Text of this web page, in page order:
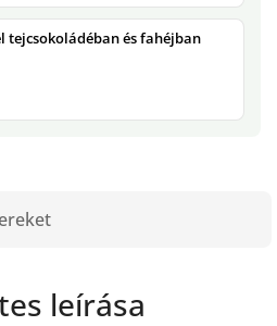
tejcsokoládéban és fahéjban
leírása